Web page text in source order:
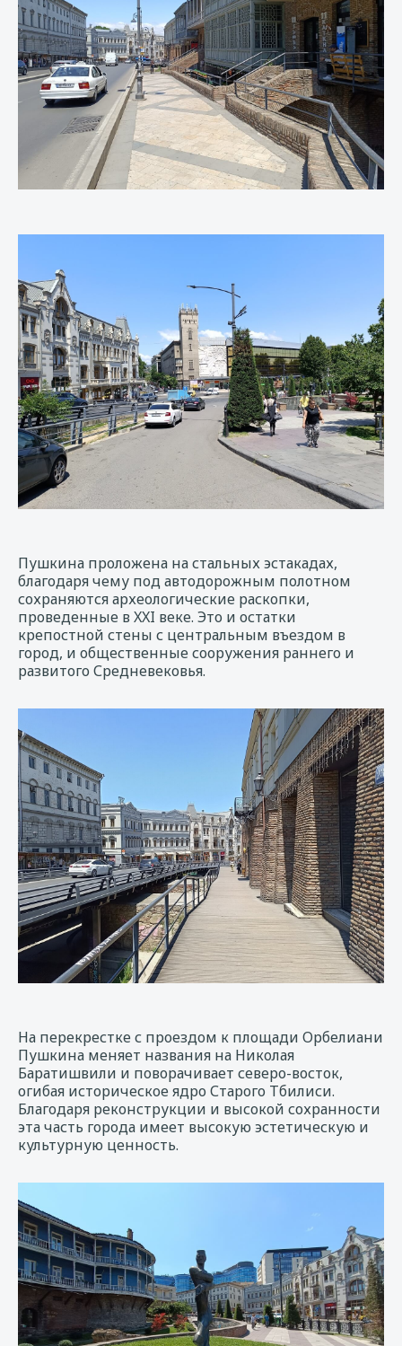
Пушкина проложена на стальных эстакадах,
благодаря чему под автодорожным полотном
сохраняются археологические раскопки,
проведенные в XXI веке. Это и остатки
крепостной стены с центральным въездом в
город, и общественные сооружения раннего и
развитого Средневековья.
На перекрестке с проездом к площади Орбелиани
Пушкина меняет названия на Николая
Баратишвили и поворачивает северо-восток,
огибая историческое ядро Старого Тбилиси.
Благодаря реконструкции и высокой сохранности
эта часть города имеет высокую эстетическую и
культурную ценность.